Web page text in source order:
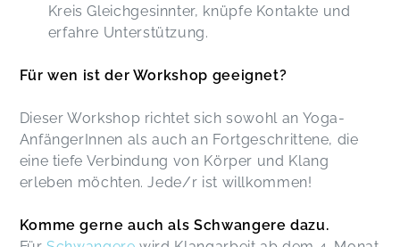
Kreis Gleichgesinnter, knüpfe Kontakte und
erfahre Unterstützung.
Für wen ist der Workshop geeignet?
Dieser Workshop richtet sich sowohl an Yoga-
AnfängerInnen als auch an Fortgeschrittene, die
eine tiefe Verbindung von Körper und Klang
erleben möchten. Jede/r ist willkommen!
Komme gerne auch als Schwangere dazu.